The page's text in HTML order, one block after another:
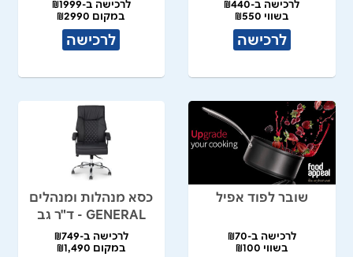
לרכישה ב-₪440
בשווי ₪550
לרכישה
לרכישה ב-₪1999
במקום ₪2990
לרכישה
שובר לפוד אפיל
לרכישה ב-₪70
בשווי ₪100
כסא מנהלות ומנהלים
GENERAL - ד"ר גב
לרכישה ב-₪749
במקום ₪1,490